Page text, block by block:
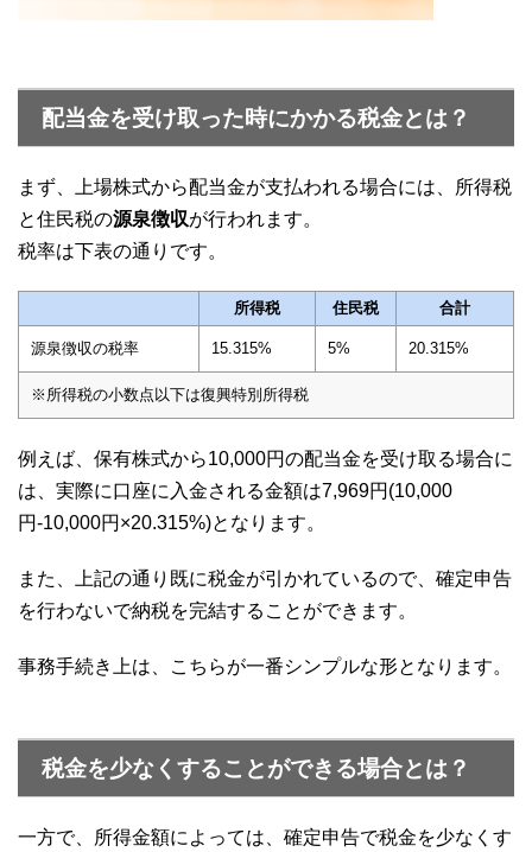
配当金を受け取った時にかかる税金とは？
まず、上場株式から配当金が支払われる場合には、所得税
と住民税の源泉徴収が行われます。
税率は下表の通りです。
所得税 住民税 合計
源泉徴収の税率 15.315% 5% 20.315%
※所得税の小数点以下は復興特別所得税
例えば、保有株式から10,000円の配当金を受け取る場合に
は、実際に口座に入金される金額は7,969円(10,000
円-10,000円×20.315%)となります。
また、上記の通り既に税金が引かれているので、確定申告
を行わないで納税を完結することができます。
事務手続き上は、こちらが一番シンプルな形となります。
税金を少なくすることができる場合とは？
一方で、所得金額によっては、確定申告で税金を少なくす